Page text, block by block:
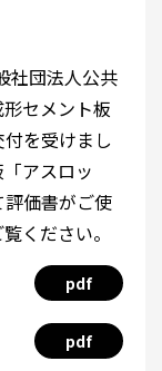
社団法人公共
セメント板
付を受けまし
アスロッ
価書がご使
ください。
pdf
pdf